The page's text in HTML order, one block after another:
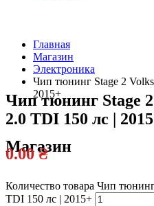
Главная
Магазин
Электроника
Чип тюнинг Stage 2
2015+
Магазин
Чип тюнинг Stage
2.0 TDI 150 лс |
0.00₴
Количество товара Чип
TDI 150 лс | 2015+